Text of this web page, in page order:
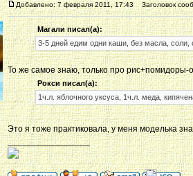
Добавлено: 7 февраля 2011, 17:43 Заголовок
Магали писал(а):
3-5 дней едим одни каши, без масла, соли,
То же самое знаю, только про рис+помидоры-
Рокси писал(а):
1ч.л. яблочного уксуса, 1ч.л. меда,
Это я тоже практиковала, у меня моделька
_________________